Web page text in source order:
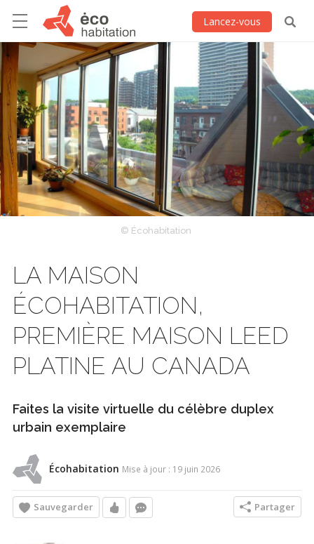
Lancez-vous
© Écohabitation
LA MAISON
ÉCOHABITATION,
PREMIÈRE MAISON LEED
PLATINE AU CANADA
Faites la visite virtuelle du célèbre duplex
urbain exemplaire
Écohabitation Mise à jour : 19 juin 2026
Sauvegarder Partager